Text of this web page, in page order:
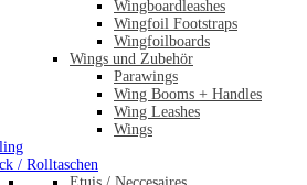
Wingboardleashes
Wingfoil Footstraps
Wingfoilboards
Wings und Zubehör
Parawings
Wing Booms + Handles
Wing Leashes
Wings
/ Rolltaschen